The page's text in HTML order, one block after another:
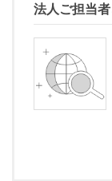
法人ご担当者